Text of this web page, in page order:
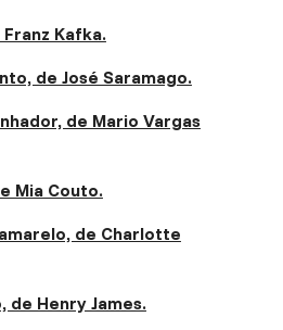
Kafka.
de José Saramago.
de Mario Vargas
Mia Couto.
de Charlotte
de Henry James.